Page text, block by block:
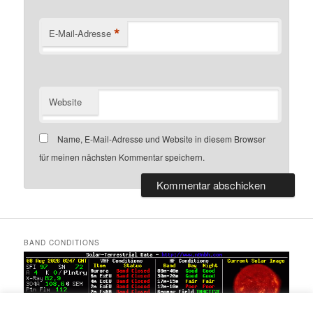
E-Mail-Adresse *
Website
Name, E-Mail-Adresse und Website in diesem Browser
für meinen nächsten Kommentar speichern.
BAND CONDITIONS